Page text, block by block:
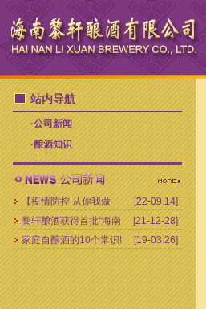
站内导航
·公司新闻
·酿酒知识
【疫情防控 从你我做
起】爱心企业向抗疫医
护人员捐赠10万余元慰
问物资
[22-09.14]
黎轩酿酒获得首批“海南
老字号”荣誉称号！
[21-12-28]
家庭自酿酒的10个常识!
[19-03.26]